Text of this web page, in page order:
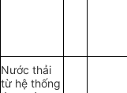
Nước thải
từ hệ thống